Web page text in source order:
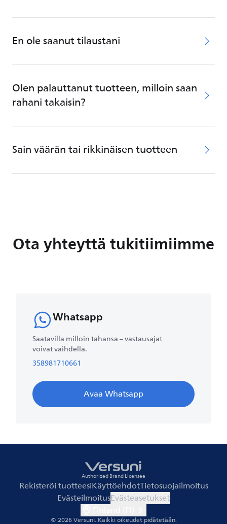
En ole saanut tilaustani
Olen palauttanut tuotteen, milloin saan
rahani takaisin?
Sain väärän tai rikkinäisen tuotteen
Ota yhteyttä tukitiimiimme
Whatsapp
Saatavilla milloin tahansa – vastausajat
voivat vaihdella.
358981710661
Avaa Whatsapp
Authorized Brand Licensee
Rekisteröi tuotteesiKäyttöehdotTietosuojailmoitus
EvästeilmoitusEvästeasetukset
© 2026 Versuni. Kaikki oikeudet pidätetään.